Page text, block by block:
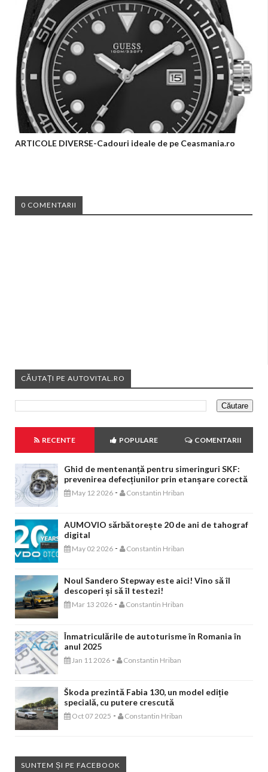
ARTICOLE DIVERSE-Cadouri ideale de pe Ceasmania.ro
0 COMENTARII
CĂUTAȚI PE AUTOVITAL.RO
RECENTE POPULARE COMENTARII
Ghid de mentenanță pentru simeringuri SKF:
prevenirea defecțiunilor prin etanșare corectă
May 12 2026 - Constantin Hriban
AUMOVIO sărbătorește 20 de ani de tahograf
digital
May 02 2026 - Constantin Hriban
Noul Sandero Stepway este aici! Vino să îl
descoperi și să îl testezi!
Mar 13 2026 - Constantin Hriban
Înmatriculările de autoturisme în Romania în
anul 2025
Jan 11 2026 - Constantin Hriban
Škoda prezintă Fabia 130, un model ediție
specială, cu putere crescută
Oct 07 2025 - Constantin Hriban
SUNTEM ȘI PE FACEBOOK